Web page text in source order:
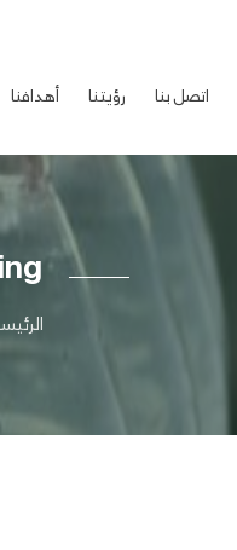
اتصل بنا رؤيتنا أهدافنا